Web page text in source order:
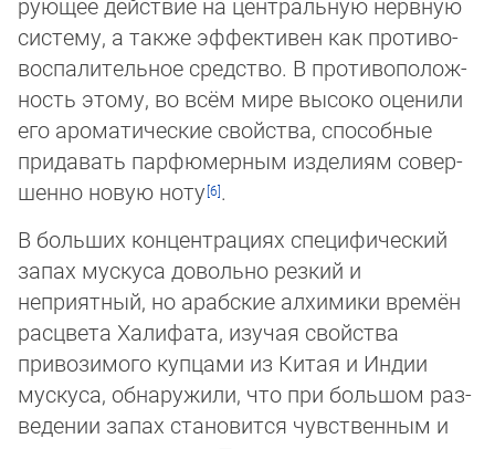
систему, а также эффективен как противо­
воспалительное средство. В противо­по­лож­
ность этому, во всём мире вы­со­ко оценили
его ароматические свойства, способные
придавать парфю­мер­ным из­де­ли­ям со­вер­
шен­но новую ноту
.
В больших концентрациях специфический
запах мускуса довольно резкий и
неприятный, но арабские алхимики времён
рас­цве­та Халифата, изучая свойства
привозимого купцами из Китая и Индии
мускуса, обнаружили, что при большом раз­
ве­де­нии запах становится чувственным и